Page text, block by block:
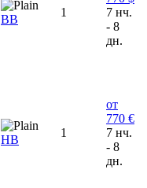
ВВ
1
7 нч.
- 8
дн.
НВ
1
от
770 €
7 нч.
- 8
дн.